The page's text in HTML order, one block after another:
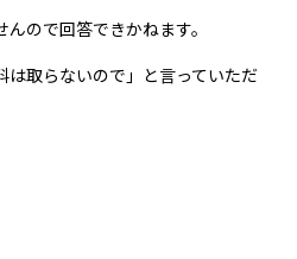
ので回答できかねます。
は取らないので」と言っていただ